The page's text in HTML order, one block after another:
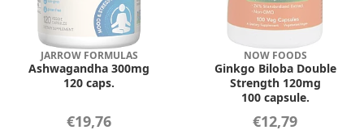
JARROW FORMULAS
Ashwagandha 300mg
120 caps.
€19,76
NOW FOODS
Ginkgo Biloba Double
Strength 120mg
100 capsule.
€12,79